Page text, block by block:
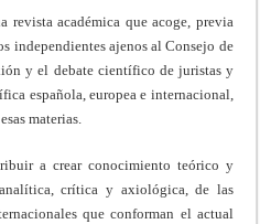
revista académica que acoge, previa
independientes ajenos al Consejo de
y el debate científico de juristas y
española, europea e internacional,
materias.
a crear conocimiento teórico y
crítica y axiológica, de las
que conforman el actual